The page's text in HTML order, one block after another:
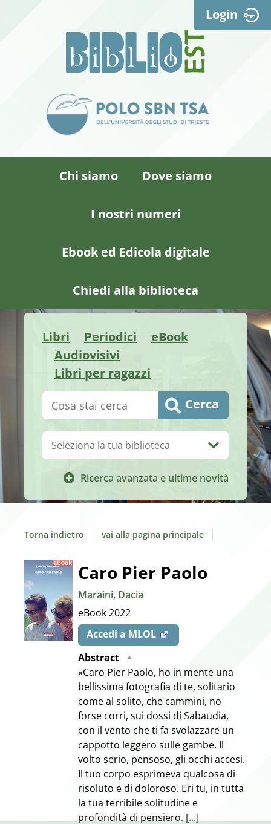
Login
Chi siamo Dove siamo
I nostri numeri
Ebook ed Edicola digitale
Chiedi alla biblioteca
Libri Periodici
eBook
Audiovisivi
Libri per ragazzi
Cerca su "Catalogo" Cerca
Ricerca avanzata e ultime novità
Biblioteca:
Torna indietro vai alla pagina principale
Dettaglio
del
documento
Caro Pier Paolo
Maraini, Dacia
eBook2022
Accedi a MLOL
Abstract
«Caro Pier Paolo, ho in mente una
bellissima fotografia di te, solitario
come al solito, che cammini, no
forse corri, sui dossi di Sabaudia,
con il vento che ti fa svolazzare un
cappotto leggero sulle gambe. Il
volto serio, pensoso, gli occhi accesi.
Il tuo corpo esprimeva qualcosa di
risoluto e di doloroso. Eri tu, in tutta
la tua terribile solitudine e
profondità di pensiero. [...]